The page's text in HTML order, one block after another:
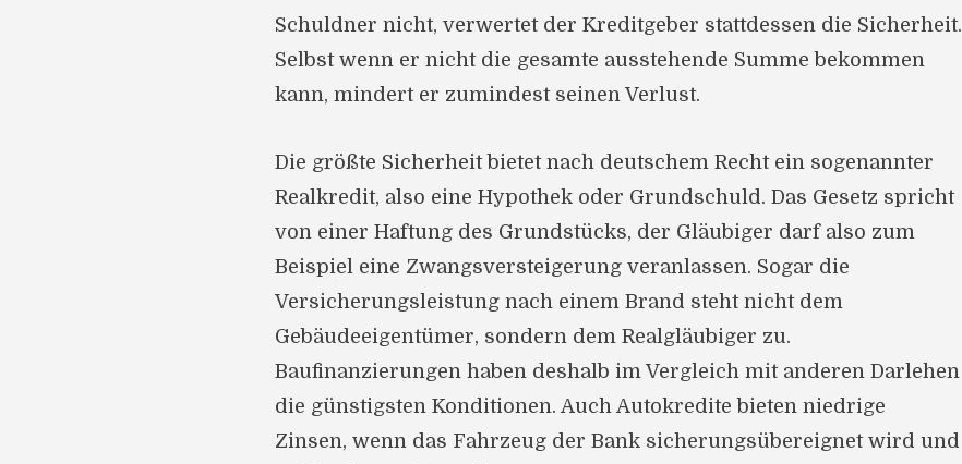
Schuldner nicht, verwertet der Kreditgeber stattdessen die Sicherheit.
Selbst wenn er nicht die gesamte ausstehende Summe bekommen
kann, mindert er zumindest seinen Verlust.
Die größte Sicherheit bietet nach deutschem Recht ein sogenannter
Realkredit, also eine Hypothek oder Grundschuld. Das Gesetz spricht
von einer Haftung des Grundstücks, der Gläubiger darf also zum
Beispiel eine Zwangsversteigerung veranlassen. Sogar die
Versicherungsleistung nach einem Brand steht nicht dem
Gebäudeeigentümer, sondern dem Realgläubiger zu.
Baufinanzierungen haben deshalb im Vergleich mit anderen Darlehen
die günstigsten Konditionen. Auch Autokredite bieten niedrige
Zinsen, wenn das Fahrzeug der Bank sicherungsübereignet wird und